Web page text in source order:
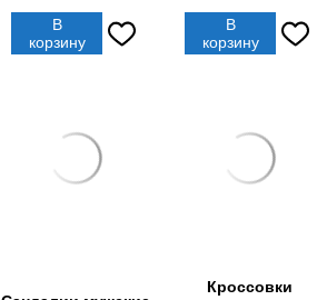
В
корзину
В
корзину
Кроссовки